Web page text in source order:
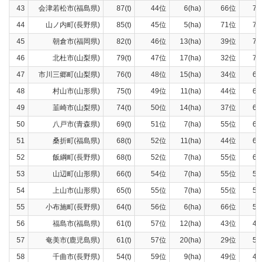
43
会津若松市(福島県) 87(t) 44位 6(ha) 66位
44
山ノ内町(長野県) 85(t) 45位 5(ha) 71位
45
朝倉市(福岡県) 82(t) 46位 13(ha) 39位
46
北杜市(山梨県) 79(t) 47位 17(ha) 32位
47
市川三郷町(山梨県) 76(t) 48位 15(ha) 34位
48
村山市(山形県) 75(t) 49位 11(ha) 44位
49
韮崎市(山梨県) 74(t) 50位 14(ha) 37位
50
八戸市(青森県) 69(t) 51位 7(ha) 55位
51
桑折町(福島県) 68(t) 52位 11(ha) 44位
52
飯綱町(長野県) 68(t) 52位 7(ha) 55位
53
山辺町(山形県) 66(t) 54位 7(ha) 55位
54
上山市(山形県) 65(t) 55位 7(ha) 55位
55
小布施町(長野県) 64(t) 56位 6(ha) 66位
56
福島市(福島県) 61(t) 57位 12(ha) 43位
57
奄美市(鹿児島県) 61(t) 57位 20(ha) 29位
58
千曲市(長野県) 54(t) 59位 9(ha) 49位